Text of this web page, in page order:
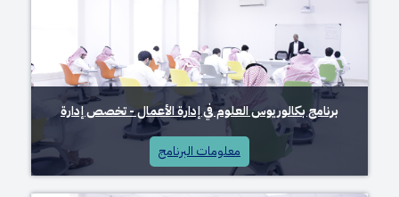
برنامج بكالوريوس العلوم في إدارة الأعمال - تخصص إدارة
معلومات البرنامج